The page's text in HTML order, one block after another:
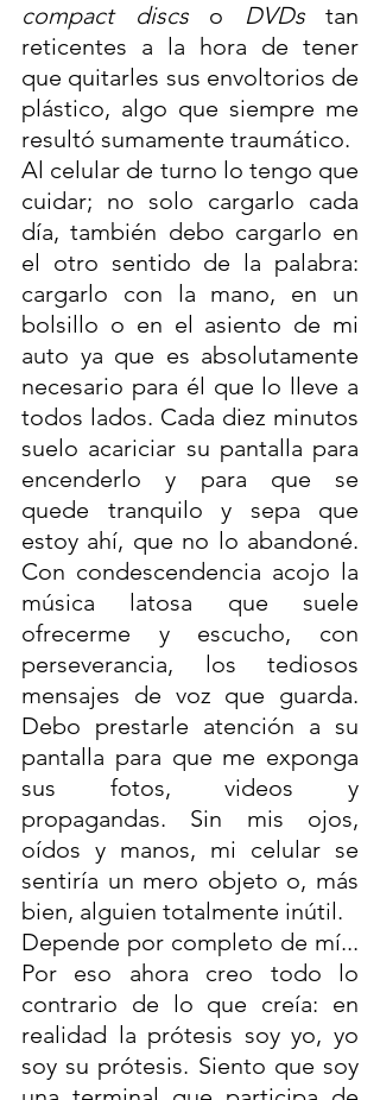
compact discs o DVDs tan
reticentes a la hora de tener
que quitarles sus envoltorios de
plástico, algo que siempre me
resultó sumamente traumático.
Al celular de turno lo tengo que
cuidar; no solo cargarlo cada
día, también debo cargarlo en
el otro sentido de la palabra:
cargarlo con la mano, en un
bolsillo o en el asiento de mi
auto ya que es absolutamente
necesario para él que lo lleve a
todos lados. Cada diez minutos
suelo acariciar su pantalla para
encenderlo y para que se
quede tranquilo y sepa que
estoy ahí, que no lo abandoné.
Con condescendencia acojo la
música latosa que suele
ofrecerme y escucho, con
perseverancia, los tediosos
mensajes de voz que guarda.
Debo prestarle atención a su
pantalla para que me exponga
sus fotos, videos y
propagandas. Sin mis ojos,
oídos y manos, mi celular se
sentiría un mero objeto o, más
bien, alguien totalmente inútil.
Depende por completo de mí...
Por eso ahora creo todo lo
contrario de lo que creía: en
realidad la prótesis soy yo, yo
soy su prótesis. Siento que soy